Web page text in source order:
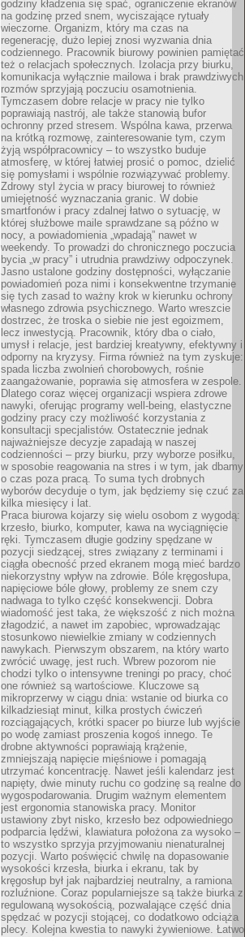
godziny kładzenia się spać, ograniczenie ekranów
na godzinę przed snem, wyciszające rytuały
wieczorne. Organizm, który ma czas na
regenerację, dużo lepiej znosi wyzwania dnia
codziennego. Pracownik biurowy powinien pamiętać
też o relacjach społecznych. Izolacja przy biurku,
komunikacja wyłącznie mailowa i brak prawdziwych
rozmów sprzyjają poczuciu osamotnienia.
Tymczasem dobre relacje w pracy nie tylko
poprawiają nastrój, ale także stanowią bufor
ochronny przed stresem. Wspólna kawa, przerwa
na krótką rozmowę, zainteresowanie tym, czym
żyją współpracownicy – to wszystko buduje
atmosferę, w której łatwiej prosić o pomoc, dzielić
się pomysłami i wspólnie rozwiązywać problemy.
Zdrowy styl życia w pracy biurowej to również
umiejętność wyznaczania granic. W dobie
smartfonów i pracy zdalnej łatwo o sytuację, w
której służbowe maile sprawdzane są późno w
nocy, a powiadomienia „wpadają” nawet w
weekendy. To prowadzi do chronicznego poczucia
bycia „w pracy” i utrudnia prawdziwy odpoczynek.
Jasno ustalone godziny dostępności, wyłączanie
powiadomień poza nimi i konsekwentne trzymanie
się tych zasad to ważny krok w kierunku ochrony
własnego zdrowia psychicznego. Warto wreszcie
dostrzec, że troska o siebie nie jest egoizmem,
lecz inwestycją. Pracownik, który dba o ciało,
umysł i relacje, jest bardziej kreatywny, efektywny i
odporny na kryzysy. Firma również na tym zyskuje:
spada liczba zwolnień chorobowych, rośnie
zaangażowanie, poprawia się atmosfera w zespole.
Dlatego coraz więcej organizacji wspiera zdrowe
nawyki, oferując programy well-being, elastyczne
godziny pracy czy możliwość korzystania z
konsultacji specjalistów. Ostatecznie jednak
najważniejsze decyzje zapadają w naszej
codzienności – przy biurku, przy wyborze posiłku,
w sposobie reagowania na stres i w tym, jak dbamy
o czas poza pracą. To suma tych drobnych
wyborów decyduje o tym, jak będziemy się czuć za
kilka miesięcy i lat.
Praca biurowa kojarzy się wielu osobom z wygodą:
krzesło, biurko, komputer, kawa na wyciągnięcie
ręki. Tymczasem długie godziny spędzane w
pozycji siedzącej, stres związany z terminami i
ciągła obecność przed ekranem mogą mieć bardzo
niekorzystny wpływ na zdrowie. Bóle kręgosłupa,
napięciowe bóle głowy, problemy ze snem czy
nadwaga to tylko część konsekwencji. Dobra
wiadomość jest taka, że większość z nich można
złagodzić, a nawet im zapobiec, wprowadzając
stosunkowo niewielkie zmiany w codziennych
nawykach. Pierwszym obszarem, na który warto
zwrócić uwagę, jest ruch. Wbrew pozorom nie
chodzi tylko o intensywne treningi po pracy, choć
one również są wartościowe. Kluczowe są
mikroprzerwy w ciągu dnia: wstanie od biurka co
kilkadziesiąt minut, kilka prostych ćwiczeń
rozciągających, krótki spacer po biurze lub wyjście
po wodę zamiast proszenia kogoś innego. Te
drobne aktywności poprawiają krążenie,
zmniejszają napięcie mięśniowe i pomagają
utrzymać koncentrację. Nawet jeśli kalendarz jest
napięty, dwie minuty ruchu co godzinę są realne do
wygospodarowania. Drugim ważnym elementem
jest ergonomia stanowiska pracy. Monitor
ustawiony zbyt nisko, krzesło bez odpowiedniego
podparcia lędźwi, klawiatura położona za wysoko –
to wszystko sprzyja przyjmowaniu nienaturalnej
pozycji. Warto poświęcić chwilę na dopasowanie
wysokości krzesła, biurka i ekranu, tak by
kręgosłup był jak najbardziej neutralny, a ramiona
rozluźnione. Coraz popularniejsze są także biurka z
regulowaną wysokością, pozwalające część dnia
spędzać w pozycji stojącej, co dodatkowo odciąża
plecy. Kolejna kwestia to nawyki żywieniowe. Łatwo